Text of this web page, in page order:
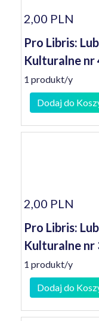
2,00 PLN
Pro Libris:
Kulturalne nr
1 produkt/y
Dodaj do
2,00 PLN
Pro Libris:
Kulturalne nr
1 produkt/y
Dodaj do